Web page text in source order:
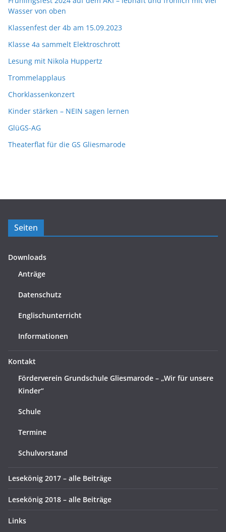
Wasser von oben
Klassenfest der 4b am 15.09.2023
Klasse 4a sammelt Elektroschrott
Lesung mit Nikola Huppertz
Trommelapplaus
Chorklassenkonzert
Kinder stärken – NEIN sagen lernen
GlüGS-AG
Theaterflat für die GS Gliesmarode
Seiten
Downloads
Anträge
Datenschutz
Englischunterricht
Informationen
Kontakt
Förderverein Grundschule Gliesmarode – „Wir für unsere
Kinder“
Schule
Termine
Schulvorstand
Lesekönig 2017 – alle Beiträge
Lesekönig 2018 – alle Beiträge
Links